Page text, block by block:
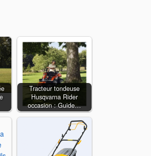
Tracteur tondeuse
Husqvarna Rider
occasion : Guide…